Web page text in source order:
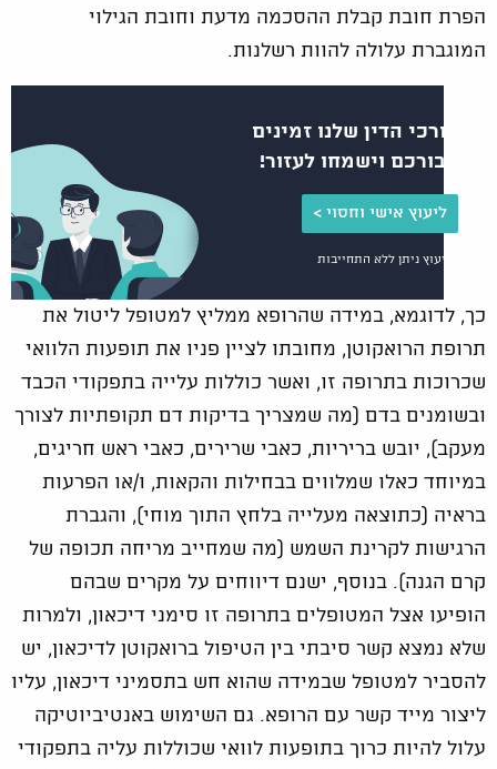
הפרת חובת קבלת ההסכמה מדעת וחובת הגילוי
המוגברת עלולה להוות רשלנות.
עורכי הדין שלנו זמינים
עבורכם וישמחו לעזור!
ליעוץ אישי וחסוי >
הייעוץ ניתן ללא התחייבות
כך, לדוגמא, במידה שהרופא ממליץ למטופל ליטול את
תרופת הרואקוטן, מחובתו לציין פניו את תופעות הלוואי
שכרוכות בתרופה זו, ואשר כוללות עלייה בתפקודי הכבד
ובשומנים בדם (מה שמצריך בדיקות דם תקופתיות לצורך
מעקב), יובש בריריות, כאבי שרירים, כאבי ראש חריגים,
במיוחד כאלו שמלווים בבחילות והקאות, ו/או הפרעות
בראיה (כתוצאה מעלייה בלחץ התוך מוחי), והגברת
הרגישות לקרינת השמש (מה שמחייב מריחה תכופה של
קרם הגנה). בנוסף, ישנם דיווחים על מקרים שבהם
הופיעו אצל המטופלים בתרופה זו סימני דיכאון, ולמרות
שלא נמצא קשר סיבתי בין הטיפול ברואקוטן לדיכאון, יש
להסביר למטופל שבמידה שהוא חש בתסמיני דיכאון, עליו
ליצור מייד קשר עם הרופא. גם השימוש באנטיביוטיקה
עלול להיות כרוך בתופעות לוואי שכוללות עליה בתפקודי